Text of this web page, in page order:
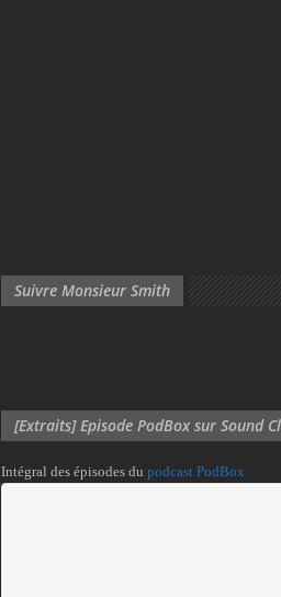
Suivre Monsieur Smith
[Extraits] Episode PodBox sur Sound
Intégral des épisodes du podcast PodBox